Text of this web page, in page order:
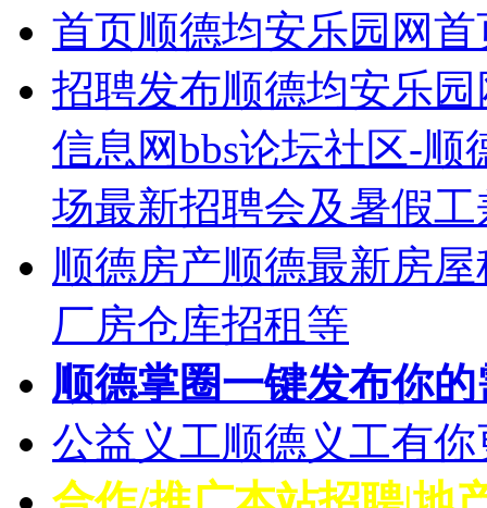
首页顺德均安乐园网首
招聘发布顺德均安乐
信息网bbs论坛社区-
场最新招聘会及暑假
顺德房产顺德最新房
厂房仓库招租等
顺德掌圈一键发布你
公益义工顺德义工有